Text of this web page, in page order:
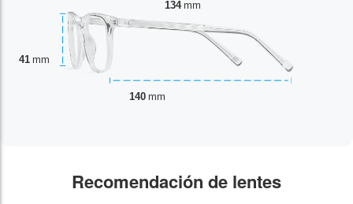
41 mm
134 mm
140 mm
Recomendación de lentes